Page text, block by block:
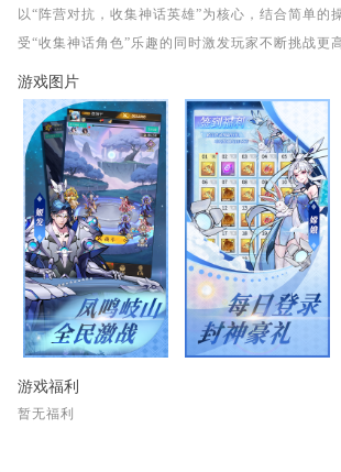
以“阵营对抗，收集神话英雄”为核心，结合简单的
受“收集神话角色”乐趣的同时激发玩家不断挑战更
游戏图片
游戏福利
暂无福利